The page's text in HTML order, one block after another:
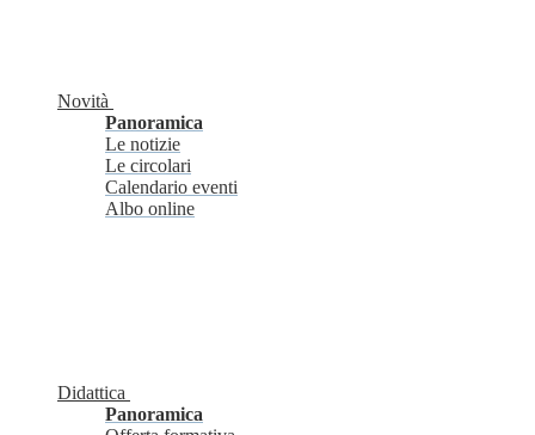
Novità
Panoramica
Le notizie
Le circolari
Calendario eventi
Albo online
Didattica
Panoramica